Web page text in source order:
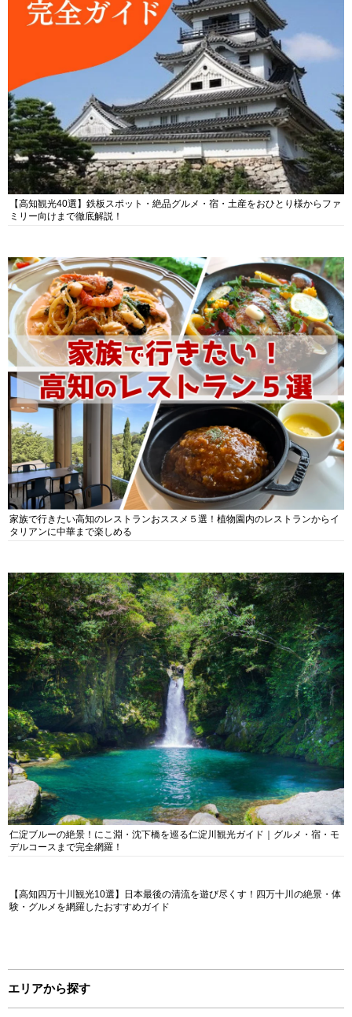
【高知観光40選】鉄板スポット・絶品グルメ・宿・土産をおひとり様からファ
ミリー向けまで徹底解説！
家族で行きたい高知のレストランおススメ５選！植物園内のレストランからイ
タリアンに中華まで楽しめる
仁淀ブルーの絶景！にこ淵・沈下橋を巡る仁淀川観光ガイド｜グルメ・宿・モ
デルコースまで完全網羅！
【高知四万十川観光10選】日本最後の清流を遊び尽くす！四万十川の絶景・体
験・グルメを網羅したおすすめガイド
エリアから探す